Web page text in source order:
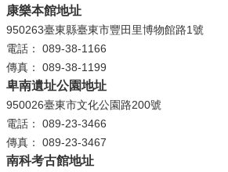
為
民
服
務
白
皮
書
政
康樂本館地址
950263臺東縣臺東市豐田里博物館路1號
電話： 089-38-1166
傳真： 089-38-1199
卑南遺址公園地址
950026臺東市文化公園路200號
電話： 089-23-3466
傳真： 089-23-3467
南科考古館地址